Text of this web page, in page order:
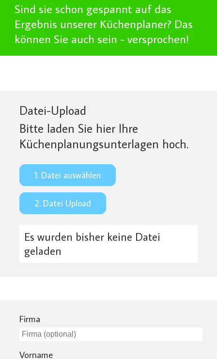
Sind sie schon gespannt auf das
Ergebnis unserer Küchenplaner? Das
können Sie auch sein - versprochen!
Datei-Upload
Bitte laden Sie hier Ihre
Küchenplanungsunterlagen hoch.
1. Datei auswählen
2. Datei Upload
Es wurden bisher keine Datei
geladen
Firma
Vorname